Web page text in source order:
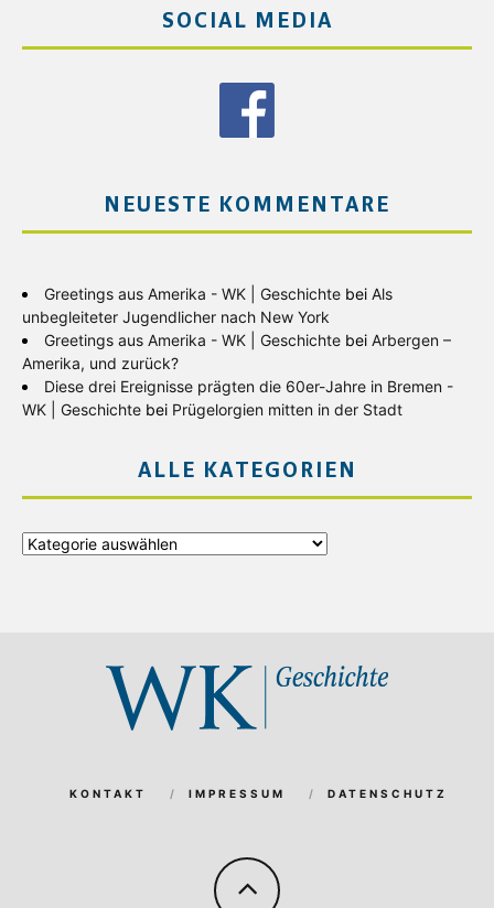
SOCIAL MEDIA
NEUESTE KOMMENTARE
Greetings aus Amerika - WK | Geschichte bei Als
unbegleiteter Jugendlicher nach New York
Greetings aus Amerika - WK | Geschichte bei Arbergen –
Amerika, und zurück?
Diese drei Ereignisse prägten die 60er-Jahre in Bremen -
WK | Geschichte bei Prügelorgien mitten in der Stadt
ALLE KATEGORIEN
Alle
KONTAKT IMPRESSUM DATENSCHUTZ